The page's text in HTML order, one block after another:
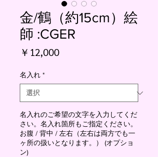
金/鶴（約15cm）絵
師 :CGER
￥12,000価
名入れ *
名入れのご希望の文字を入力してくだ
さい。名入れ箇所もご指定ください。
お腹 / 背中 / 左右（左右は両方でも一
ヶ所の扱いとなります。） (オプショ
ン)